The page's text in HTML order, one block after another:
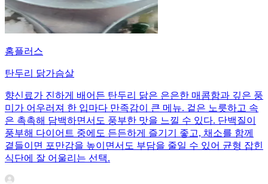
홈플러스
탄두리 닭가슴살
향신료가 진하게 배어든 탄두리 닭은 은은한 매콤함과 깊은 풍
미가 어우러져 한 입마다 만족감이 큰 메뉴. 겉은 노릇하고 속
은 촉촉해 담백하면서도 풍부한 맛을 느낄 수 있다. 단백질이
풍부해 다이어트 중에도 든든하게 즐기기 좋고, 채소를 함께
곁들이면 포만감을 높이면서도 부담을 줄일 수 있어 균형 잡힌
식단에 잘 어울리는 선택.